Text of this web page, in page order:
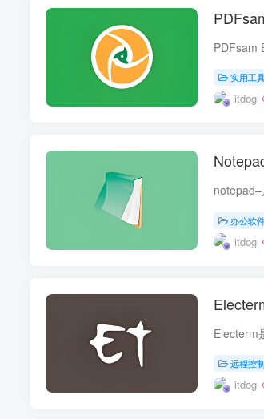
实用工
itdog
办公软
itdog
远程控
itdog